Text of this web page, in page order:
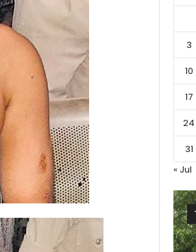
3
10
17
24
31
« Jul